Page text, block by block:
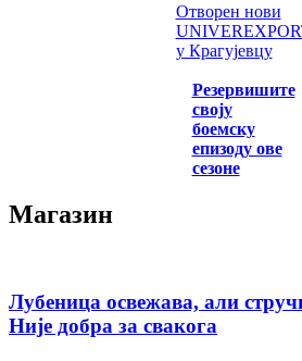
Отворен нови
у Крагујевцу
Резервишите
своју
боемску
епизоду ове
сезоне
Магазин
Лубеница освежава, али
Није добра за свакога